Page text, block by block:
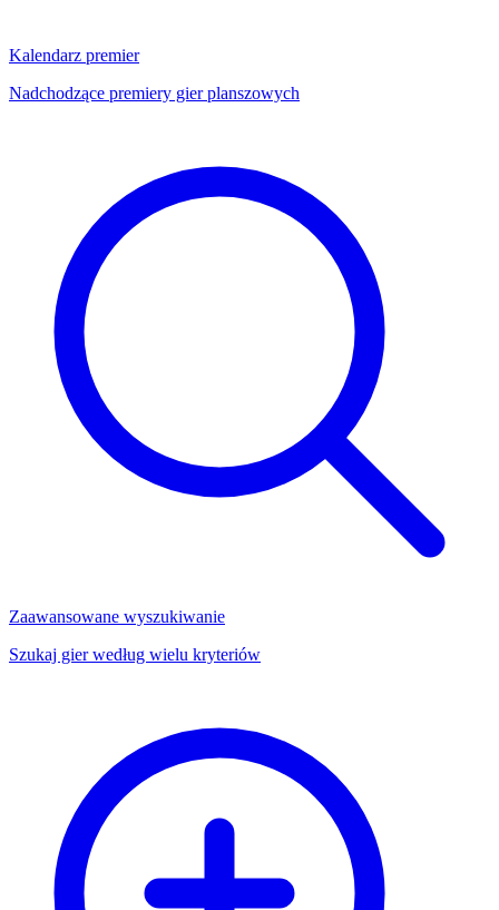
Kalendarz premier
Nadchodzące premiery gier planszowych
Zaawansowane wyszukiwanie
Szukaj gier według wielu kryteriów